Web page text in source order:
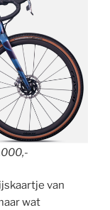
van
wat